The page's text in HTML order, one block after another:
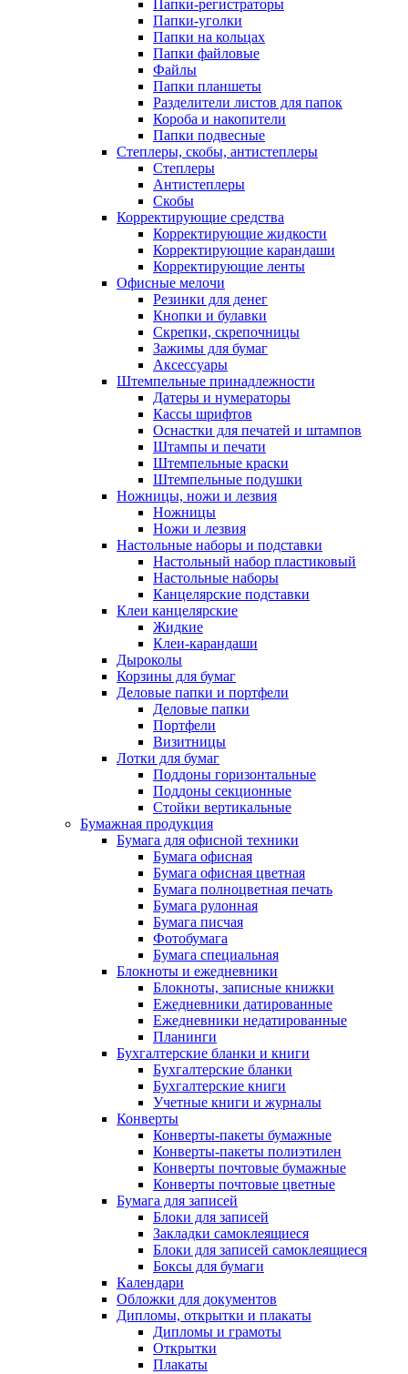
Папки-регистраторы
Папки-уголки
Папки на кольцах
Папки файловые
Файлы
Папки планшеты
Разделители листов для папок
Короба и накопители
Папки подвесные
Степлеры, скобы, антистеплеры
Степлеры
Антистеплеры
Скобы
Корректирующие средства
Корректирующие жидкости
Корректирующие карандаши
Корректирующие ленты
Офисные мелочи
Резинки для денег
Кнопки и булавки
Скрепки, скрепочницы
Зажимы для бумаг
Аксессуары
Штемпельные принадлежности
Датеры и нумераторы
Кассы шрифтов
Оснастки для печатей и штампов
Штампы и печати
Штемпельные краски
Штемпельные подушки
Ножницы, ножи и лезвия
Ножницы
Ножи и лезвия
Настольные наборы и подставки
Настольный набор пластиковый
Настольные наборы
Канцелярские подставки
Клеи канцелярские
Жидкие
Клеи-карандаши
Дыроколы
Корзины для бумаг
Деловые папки и портфели
Деловые папки
Портфели
Визитницы
Лотки для бумаг
Поддоны горизонтальные
Поддоны секционные
Стойки вертикальные
Бумажная продукция
Бумага для офисной техники
Бумага офисная
Бумага офисная цветная
Бумага полноцветная печать
Бумага рулонная
Бумага писчая
Фотобумага
Бумага специальная
Блокноты и ежедневники
Блокноты, записные книжки
Ежедневники датированные
Ежедневники недатированные
Планинги
Бухгалтерские бланки и книги
Бухгалтерские бланки
Бухгалтерские книги
Учетные книги и журналы
Конверты
Конверты-пакеты бумажные
Конверты-пакеты полиэтилен
Конверты почтовые бумажные
Конверты почтовые цветные
Бумага для записей
Блоки для записей
Закладки самоклеящиеся
Блоки для записей самоклеящиеся
Боксы для бумаги
Календари
Обложки для документов
Дипломы, открытки и плакаты
Дипломы и грамоты
Открытки
Плакаты